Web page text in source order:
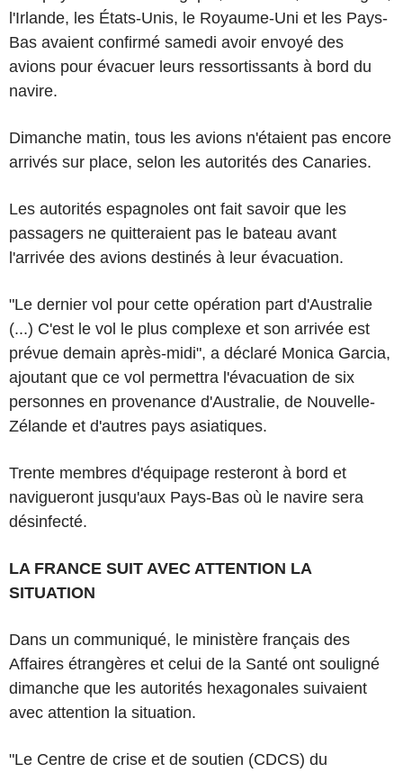
l'Irlande, les États-Unis, le Royaume-Uni et les Pays-
Bas avaient confirmé samedi avoir envoyé des
avions pour évacuer leurs ressortissants à bord du
navire.
Dimanche matin, tous les avions n'étaient pas encore
arrivés sur place, selon les autorités des Canaries.
Les autorités espagnoles ont fait savoir que les
passagers ne quitteraient pas le bateau avant
l'arrivée des avions destinés à leur évacuation.
"Le dernier vol pour cette opération part d'Australie
(...) C'est le vol le plus complexe et son arrivée est
prévue demain après-midi", a déclaré Monica Garcia,
ajoutant que ce vol permettra l'évacuation de six
personnes en provenance d'Australie, de Nouvelle-
Zélande et d'autres pays asiatiques.
Trente membres d'équipage resteront à bord et
navigueront jusqu'aux Pays-Bas où le navire sera
désinfecté.
LA FRANCE SUIT AVEC ATTENTION LA
SITUATION
Dans un communiqué, le ministère français des
Affaires étrangères et celui de la Santé ont souligné
dimanche que les autorités hexagonales suivaient
avec attention la situation.
"Le Centre de crise et de soutien (CDCS) du